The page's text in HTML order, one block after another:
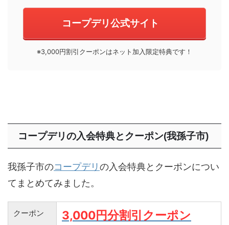
コープデリ公式サイト
※3,000円割引クーポンはネット加入限定特典です！
コープデリの入会特典とクーポン(我孫子市)
我孫子市のコープデリの入会特典とクーポンについ
てまとめてみました。
クーポン 3,000円分割引クーポン